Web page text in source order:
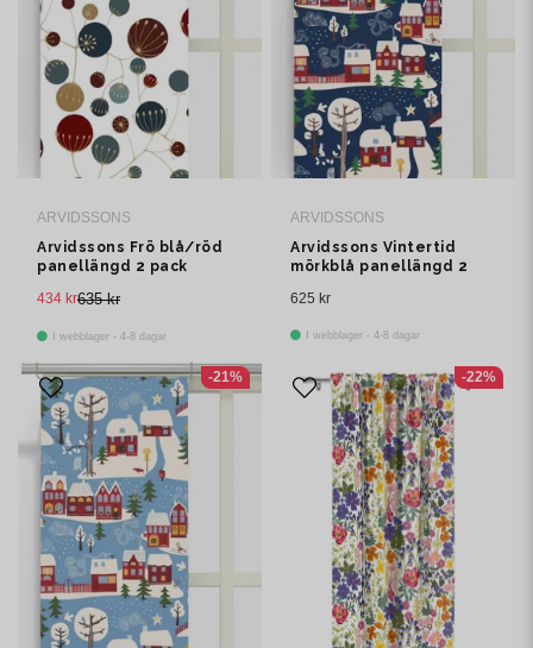
ARVIDSSONS
Arvidssons Frö blå/röd
panellängd 2 pack
635 kr
434 kr
I webblager - 4-8 dagar
ARVIDSSONS
Arvidssons Vintertid
mörkblå panellängd 2
625 kr
I webblager - 4-8 dagar
-21% -22%